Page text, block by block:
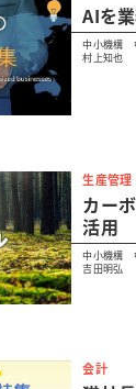
AIを
中小機構
村上知也
生産管
カー
活用
中小機構
吉田明弘
会計